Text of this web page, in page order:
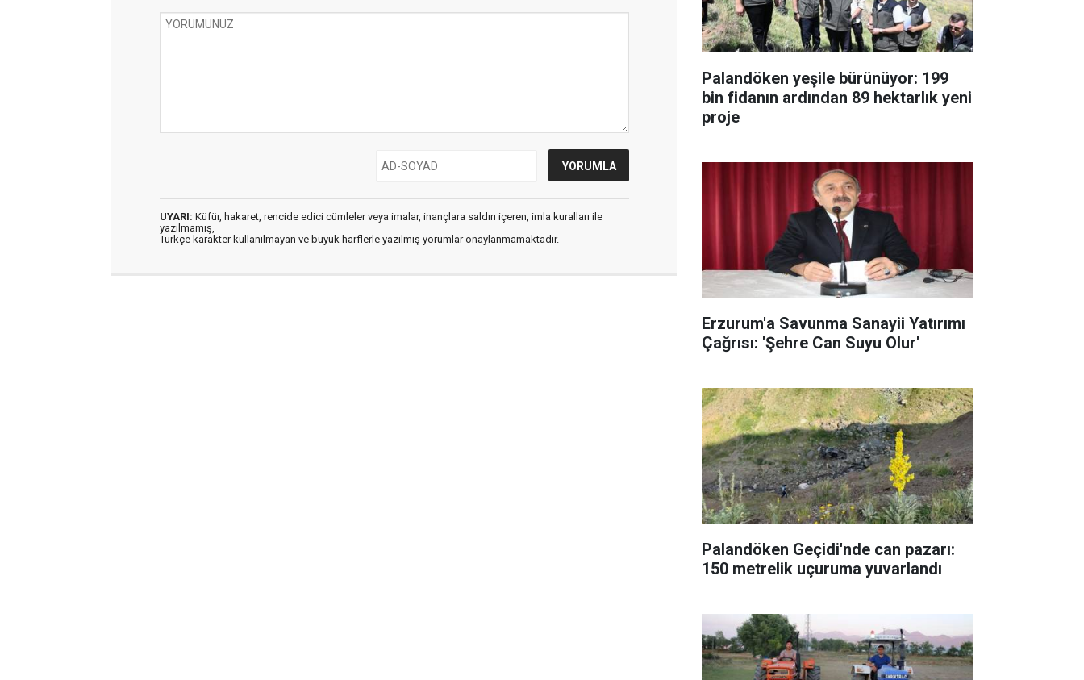
UYARI: Küfür, hakaret, rencide edici cümleler veya imalar, inançlara saldırı içeren, imla kuralları ile
yazılmamış,
Türkçe karakter kullanılmayan ve büyük harflerle yazılmış yorumlar onaylanmamaktadır.
Palandöken yeşile bürünüyor: 199
bin fidanın ardından 89 hektarlık yeni
proje
Erzurum'a Savunma Sanayii Yatırımı
Çağrısı: 'Şehre Can Suyu Olur'
Palandöken Geçidi'nde can pazarı:
150 metrelik uçuruma yuvarlandı